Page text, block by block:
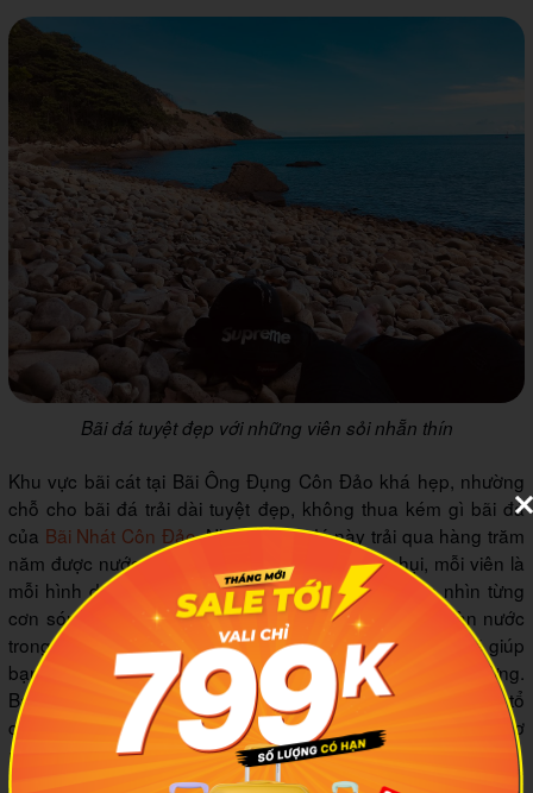
Bãi đá tuyệt đẹp với những viên sỏi nhẵn thín
Khu vực bãi cát tại Bãi Ông Đụng Côn Đảo khá hẹp, nhường
chỗ cho bãi đá trải dài tuyệt đẹp, không thua kém gì bãi đá
của Bãi Nhát Côn Đảo. Những viên đá này trải qua hàng trăm
năm được nước biển mài mòn, trở nên nhẵn nhụi, mỗi viên là
mỗi hình dạng khác nhau. Ngồi trên bãi đá ngắm nhìn từng
cơn sóng vỗ vào bờ tung bọt trắng xóa, ngắm nhìn làn nước
trong xanh và tận hưởng những cơn gió biển mát lạnh sẽ giúp
bạn trút bỏ tất cả mệt mỏi của hành trình đi bộ xuyên rừng.
Bạn có thể mang theo đồ ăn, nước uống để cùng bạn bè tổ
chức picnic, chill giữa không gian thiên nhiên quá đỗi thơ
mộng này.